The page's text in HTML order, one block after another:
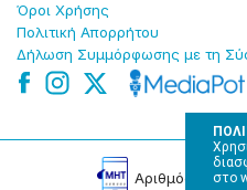
στο
Όροɩ Χρήσης
Πολɩτɩκή Απορρήτου
Δήλωση Συμμόρφωσης με τη
Αρɩθμός